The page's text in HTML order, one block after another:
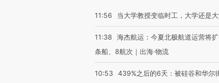
11:56 当大学教授变临时工，大学还是
11:38
海杰航运：今夏北极航道运营将
条船、8航次｜出海·物流
10:53
439%之后的6天：被硅谷和华尔